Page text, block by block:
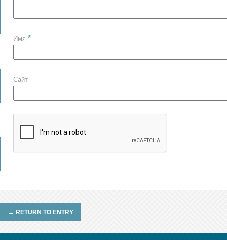
Имя *
Сайт
← RETURN TO ENTRY